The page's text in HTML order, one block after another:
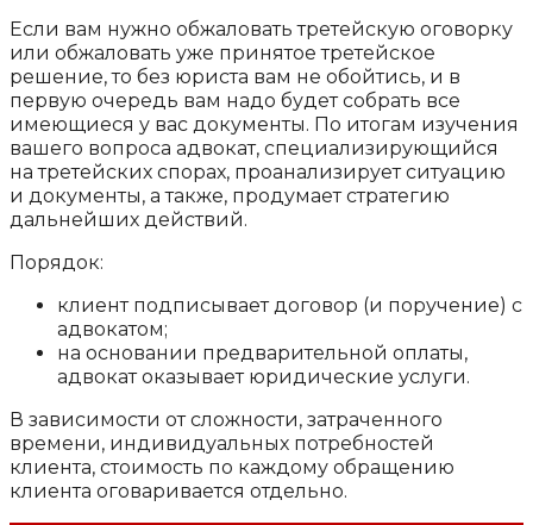
Если вам нужно обжаловать третейскую оговорку
или обжаловать уже принятое третейское
решение, то без юриста вам не обойтись, и в
первую очередь вам надо будет собрать все
имеющиеся у вас документы. По итогам изучения
вашего вопроса адвокат, специализирующийся
на третейских спорах, проанализирует ситуацию
и документы, а также, продумает стратегию
дальнейших действий.
Порядок:
клиент подписывает договор (и поручение) с
адвокатом;
на основании предварительной оплаты,
адвокат оказывает юридические услуги.
В зависимости от сложности, затраченного
времени, индивидуальных потребностей
клиента, стоимость по каждому обращению
клиента оговаривается отдельно.